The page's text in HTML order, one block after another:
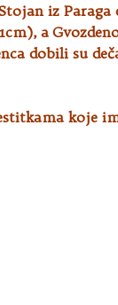
iz
a
dobili su
koje